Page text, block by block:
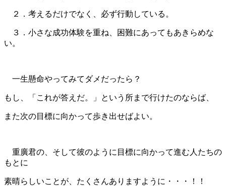
２．考えるだけでなく、必ず行動している。
３．小さな成功体験を重ね、困難にあってもあきらめな
い。
一生懸命やってみてダメだったら？
もし、「これが答えだ。」という所まで行けたのならば、
また次の目標に向かって歩き出せばよい。
重廣君の、そして彼のように目標に向かって進む人たちの
もとに
素晴らしいことが、たくさんありますように・・・！！